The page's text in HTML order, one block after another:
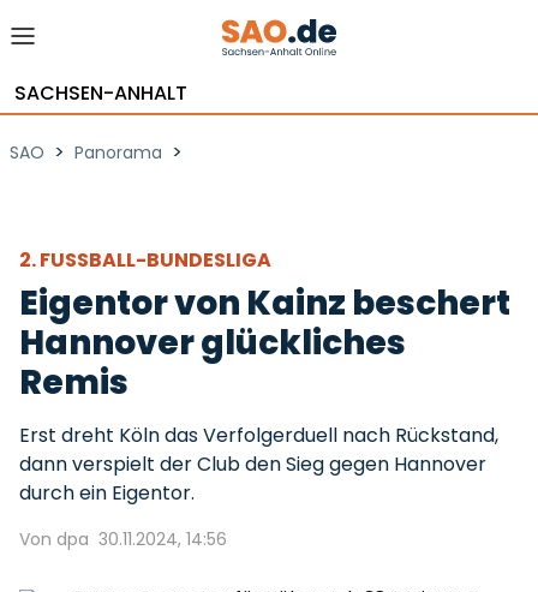
SACHSEN-ANHALT
SAO > Panorama >
2. FUSSBALL-BUNDESLIGA
Eigentor von Kainz beschert
Hannover glückliches
Remis
Erst dreht Köln das Verfolgerduell nach Rückstand,
dann verspielt der Club den Sieg gegen Hannover
durch ein Eigentor.
Von dpa 30.11.2024, 14:56